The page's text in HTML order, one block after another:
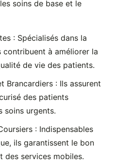
soins de base et le
: Spécialisés dans la
contribuent à améliorer la
de vie des patients.
Brancardiers : Ils assurent
des patients
soins urgents.
: Indispensables
ils garantissent le bon
des services mobiles.